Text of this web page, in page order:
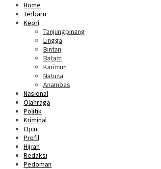
Home
Terbaru
Kepri
Tanjungpinang
Lingga
Bintan
Batam
Karimun
Natuna
Anambas
Nasional
Olahraga
Politik
Kriminal
Opini
Profil
Hijrah
Redaksi
Pedoman